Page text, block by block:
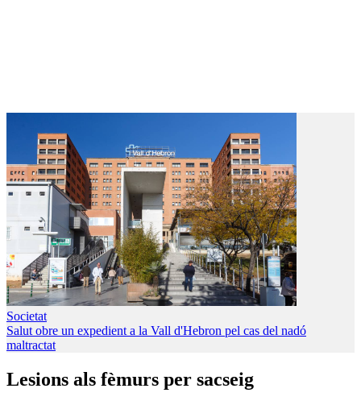
Societat
Salut obre un expedient a la Vall d'Hebron pel cas del nadó
maltractat
Lesions als fèmurs per sacseig